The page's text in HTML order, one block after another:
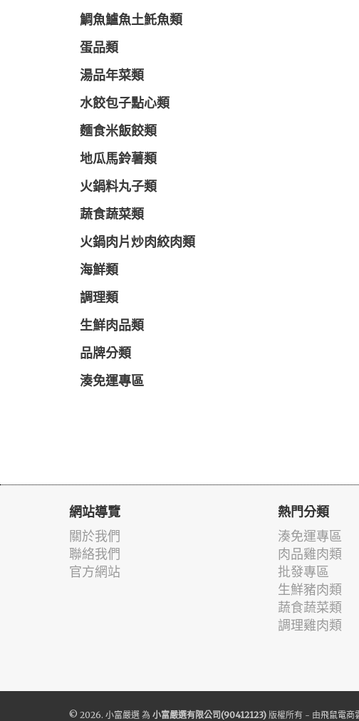
鯛魚鱸魚土魠魚類
蛋品類
湯品年菜類
水餃包子點心類
麵食米飯餃類
地瓜馬鈴薯類
火鍋料丸子類
蔬食蔬菜類
火鍋肉片炒肉絞肉類
海鮮類
調理類
生鮮肉品類
品牌分類
湊免運專區
網站導覽
關於我們
聯絡我們
官方網站
熱門分類
湊免運專區
肉品雞肉類
批發專區
生鮮豬肉類
蔬食蔬菜類
調理雞肉類
© 2026. 小富嚴選 為 小富嚴選有限公司(90412123) 版權所有 - 由飛鼠電商